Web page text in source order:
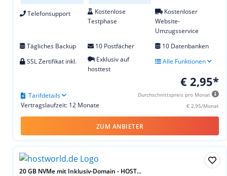
Telefonsupport
Kostenlose
Testphase
Kostenloser
Website-
Umzugsservice
Tägliches Backup
10 Postfächer
10 Datenbanken
SSL Zertifikat inkl.
Exklusiv auf
hosttest
Alle Funktionen
€ 2,95*
Durchschnittspreis pro Monat
€ 2,95/Monat
Vertragslaufzeit: 12 Monate
Tarifdetails
ZUM ANBIETER
20 GB NVMe mit Inklusiv-Domain - HOST...